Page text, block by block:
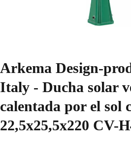
Arkema Design-
Italy - Ducha solar
calentada por el sol
22,5x25,5x220 CV-